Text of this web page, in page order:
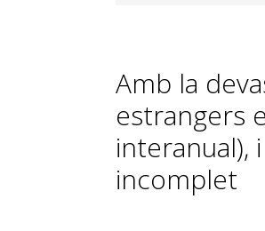
Amb la
estrangers
interanual),
incomplet